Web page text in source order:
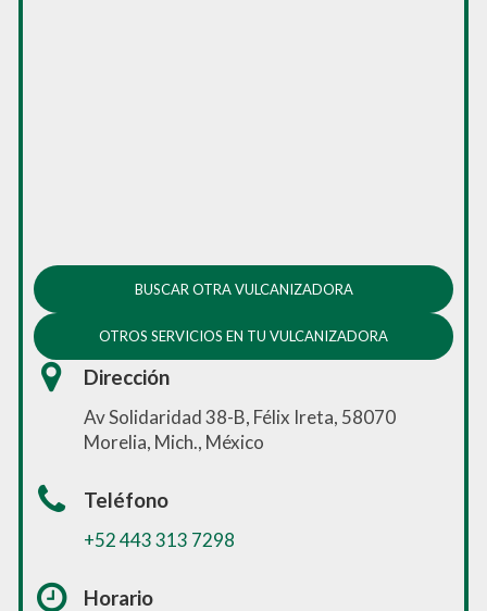
BUSCAR OTRA VULCANIZADORA
OTROS SERVICIOS EN TU VULCANIZADORA
Dirección
Av Solidaridad 38-B, Félix Ireta, 58070
Morelia, Mich., México
Teléfono
+52 443 313 7298
Horario